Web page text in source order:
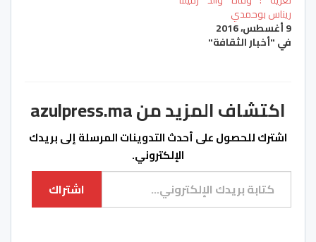
ريناس بوحمدي
9 أغسطس، 2016
في "أخبار الثقافة"
اكتشاف المزيد من azulpress.ma
اشترك للحصول على أحدث التدوينات المرسلة إلى بريدك
الإلكتروني.
كتابة بريدك الإلكتروني...
اشتراك